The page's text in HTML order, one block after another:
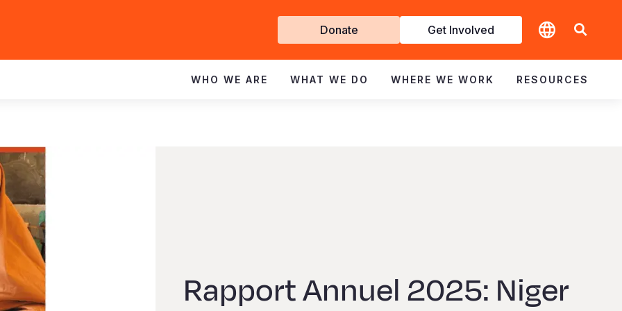
Get
Involved
Donate Get Involved
WHO WE ARE WHAT WE DO WHERE WE WORK RESOURCES
Rapport Annuel 2025: Niger